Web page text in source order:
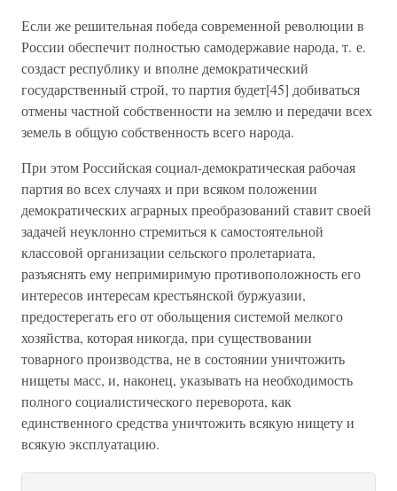
Если же решительная победа современной революции в
России обеспечит полностью самодержавие народа, т. е.
создаст республику и вполне демократический
государственный строй, то партия будет[45] добиваться
отмены частной собственности на землю и передачи всех
земель в общую собственность всего народа.
При этом Российская социал-демократическая рабочая
партия во всех случаях и при всяком положении
демократических аграрных преобразований ставит своей
задачей неуклонно стремиться к самостоятельной
классовой организации сельского пролетариата,
разъяснять ему непримиримую противоположность его
интересов интересам крестьянской буржуазии,
предостерегать его от обольщения системой мелкого
хозяйства, которая никогда, при существовании
товарного производства, не в состоянии уничтожить
нищеты масс, и, наконец, указывать на необходимость
полного социалистического переворота, как
единственного средства уничтожить всякую нищету и
всякую эксплуатацию.